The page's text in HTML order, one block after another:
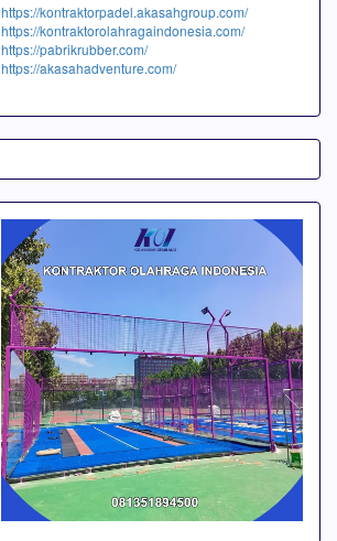
https://kontraktorpadel.akasahgroup.com/
https://kontraktorolahragaindonesia.com/
https://pabrikrubber.com/
https://akasahadventure.com/